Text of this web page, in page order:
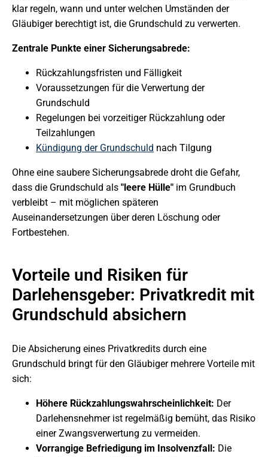
klar regeln, wann und unter welchen Umständen der
Gläubiger berechtigt ist, die Grundschuld zu verwerten.
Zentrale Punkte einer Sicherungsabrede:
Rückzahlungsfristen und Fälligkeit
Voraussetzungen für die Verwertung der
Grundschuld
Regelungen bei vorzeitiger Rückzahlung oder
Teilzahlungen
Kündigung der Grundschuld nach Tilgung
Ohne eine saubere Sicherungsabrede droht die Gefahr,
dass die Grundschuld als "leere Hülle" im Grundbuch
verbleibt – mit möglichen späteren
Auseinandersetzungen über deren Löschung oder
Fortbestehen.
Vorteile und Risiken für
Darlehensgeber: Privatkredit mit
Grundschuld absichern
Die Absicherung eines Privatkredits durch eine
Grundschuld bringt für den Gläubiger mehrere Vorteile mit
sich:
Höhere Rückzahlungswahrscheinlichkeit: Der
Darlehensnehmer ist regelmäßig bemüht, das Risiko
einer Zwangsverwertung zu vermeiden.
Vorrangige Befriedigung im Insolvenzfall: Die